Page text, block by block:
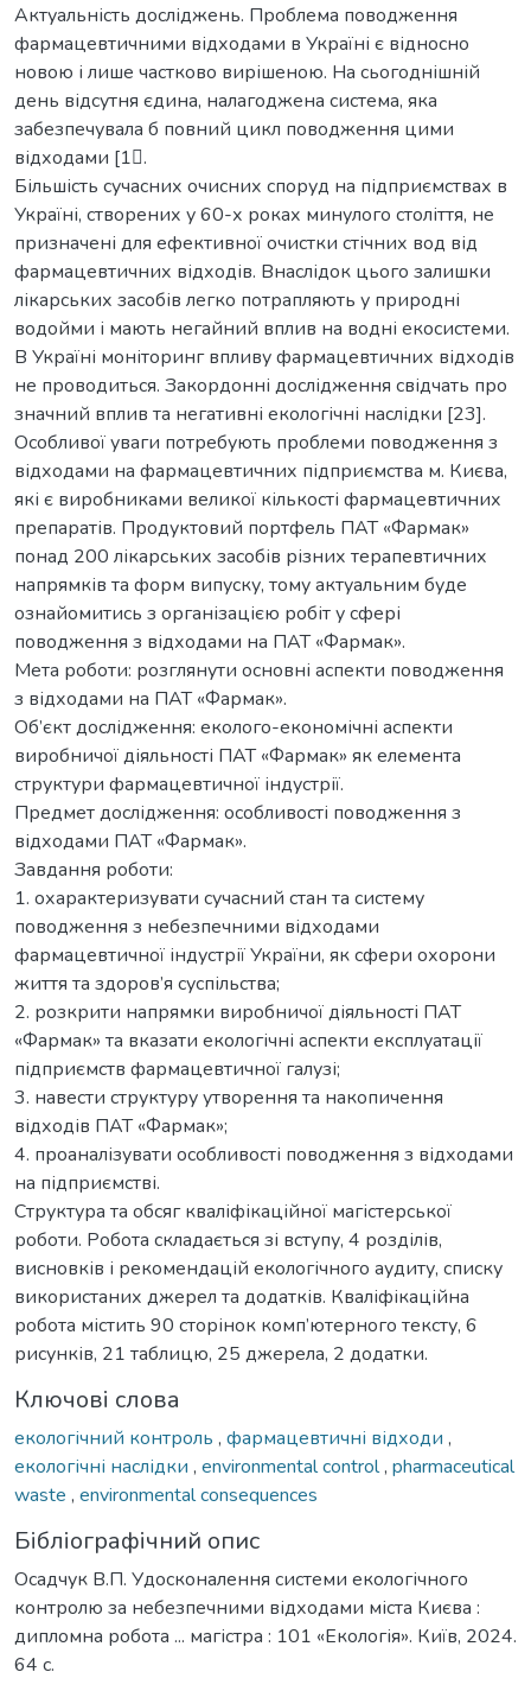
Актуальність досліджень. Проблема поводження
фармацевтичними відходами в Україні є відносно
новою і лише частково вирішеною. На сьогоднішній
день відсутня єдина, налагоджена система, яка
забезпечувала б повний цикл поводження цими
відходами [1.
Більшість сучасних очисних споруд на підприємствах в
Україні, створених у 60-х роках минулого століття, не
призначені для ефективної очистки стічних вод від
фармацевтичних відходів. Внаслідок цього залишки
лікарських засобів легко потрапляють у природні
водойми і мають негайний вплив на водні екосистеми.
В Україні моніторинг впливу фармацевтичних відходів
не проводиться. Закордонні дослідження свідчать про
значний вплив та негативні екологічні наслідки [23].
Особливої уваги потребують проблеми поводження з
відходами на фармацевтичних підприємства м. Києва,
які є виробниками великої кількості фармацевтичних
препаратів. Продуктовий портфель ПАТ «Фармак»
понад 200 лікарських засобів різних терапевтичних
напрямків та форм випуску, тому актуальним буде
ознайомитись з організацією робіт у сфері
поводження з відходами на ПАТ «Фармак».
Мета роботи: розглянути основні аспекти поводження
з відходами на ПАТ «Фармак».
Об’єкт дослідження: еколого-економічні аспекти
виробничої діяльності ПАТ «Фармак» як елемента
структури фармацевтичної індустрії.
Предмет дослідження: особливості поводження з
відходами ПАТ «Фармак».
Завдання роботи:
1. охарактеризувати сучасний стан та систему
поводження з небезпечними відходами
фармацевтичної індустрії України, як сфери охорони
життя та здоров’я суспільства;
2. розкрити напрямки виробничої діяльності ПАТ
«Фармак» та вказати екологічні аспекти експлуатації
підприємств фармацевтичної галузі;
3. навести структуру утворення та накопичення
відходів ПАТ «Фармак»;
4. проаналізувати особливості поводження з відходами
на підприємстві.
Структура та обсяг кваліфікаційної магістерської
роботи. Робота складається зі вступу, 4 розділів,
висновків і рекомендацій екологічного аудиту, списку
використаних джерел та додатків. Кваліфікаційна
робота містить 90 сторінок комп’ютерного тексту, 6
рисунків, 21 таблицю, 25 джерела, 2 додатки.
Ключові слова
екологічний контроль , фармацевтичні відходи ,
екологічні наслідки , environmental control, pharmaceutical
waste , environmental consequences
Бібліографічний опис
Осадчук В.П. Удосконалення системи екологічного
контролю за небезпечними відходами міста Києва :
дипломна робота ... магістра : 101 «Екологія». Київ, 2024.
64 с.